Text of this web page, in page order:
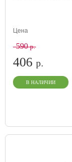
Цена
590р.
406 р.
В НАЛИЧИИ